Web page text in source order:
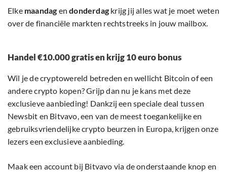
Elke maandag endonderdag krijg jij alles wat je moet weten
over de financiële markten rechtstreeks in jouw mailbox.
Handel €10.000 gratis en krijg 10 euro bonus
Wil je de cryptowereld betreden en wellicht Bitcoin of een
andere crypto kopen? Grijp dan nu je kans met deze
exclusieve aanbieding! Dankzij een speciale deal tussen
Newsbit en Bitvavo, een van de meest toegankelijke en
gebruiksvriendelijke crypto beurzen in Europa, krijgen onze
lezers een exclusieve aanbieding.
Maak een account bij Bitvavo via de onderstaande knop en